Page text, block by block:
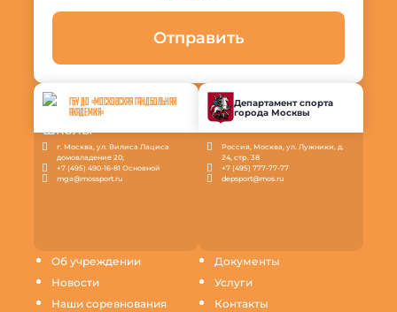
Об учреждении
Новости
Наши соревнования
Документы
Услуги
Контакты
Отправить
ГБУ ДО «МОСКОВСКАЯ ГАНДБОЛЬНАЯ
АКАДЕМИЯ»
г. Москва, ул. Вилиса Лациса
домовладение 20;
+7 (495) 490-16-81 Основной
mga@mossport.ru
Департамент спорта
города Москвы
Россия, Москва, ул. Лужники, д.
24, стр. 38
+7 (495) 777-77-77
depsport@mos.ru